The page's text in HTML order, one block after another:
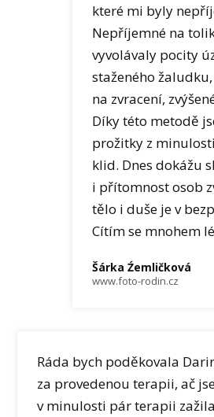
které mi byly
Nepříjemné na
vyvolávaly pocity
staženého
na zvracení,
Díky této metodě
prožitky z
klid. Dnes dokážu
i přítomnost osob
tělo i duše je v
Cítím se mnohem
Šárka Źemličková
www.foto-rodin.cz
Ráda bych poděkovala
za provedenou terapii, ač
v minulosti pár terapii